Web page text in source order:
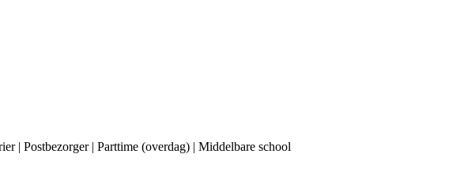
| Postbezorger | Parttime (overdag) | Middelbare school